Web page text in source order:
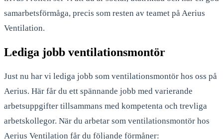
samarbetsförmåga, precis som resten av teamet på Aerius
Ventilation.
Lediga jobb ventilationsmontör
Just nu har vi lediga jobb som ventilationsmontör hos oss på
Aerius. Här får du ett spännande jobb med varierande
arbetsuppgifter tillsammans med kompetenta och trevliga
arbetskollegor. När du arbetar som ventilationsmontör hos
Aerius Ventilation får du följande förmåner: